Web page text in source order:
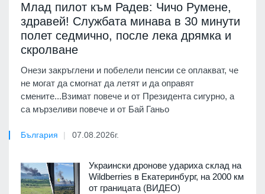
Млад пилот към Радев: Чичо Румене,
здравей! Службата минава в 30 минути
полет седмично, после лека дрямка и
скролване
Онези закръглени и побелели пенсии се оплакват, че
не могат да смогнат да летят и да оправят
смените...Взимат повече и от Президента сигурно, а
са мързеливи повече и от Бай Ганьо
България 07.08.2026г.
Украински дронове удариха склад на
Wildberries в Екатеринбург, на 2000 км
от границата (ВИДЕО)